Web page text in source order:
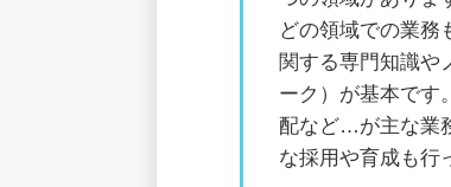
どの領域での業務
関する専門知識や
ーク）が基本です
配など…が主な業
な採用や育成も行